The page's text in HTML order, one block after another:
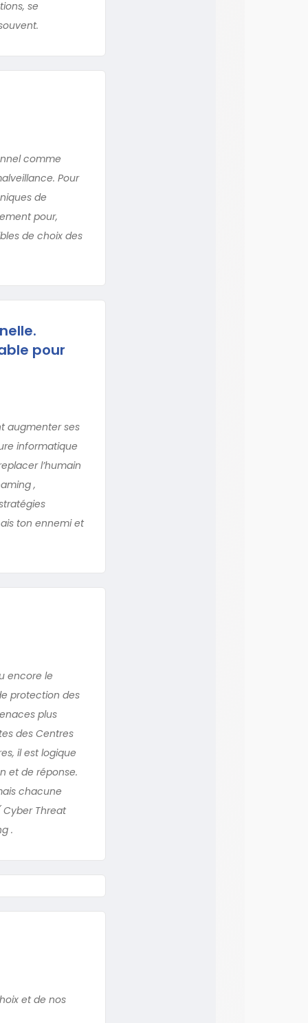
se
comme
Pour
de
pour,
de choix des
pour
augmenter ses
informatique
l’humain
,
ton ennemi et
encore le
protection des
plus
des Centres
il est logique
et de réponse.
chacune
Cyber Threat
.
et de nos